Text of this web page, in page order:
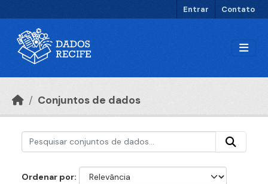
Entrar Contato
Conjuntos de dados
Ordenar por